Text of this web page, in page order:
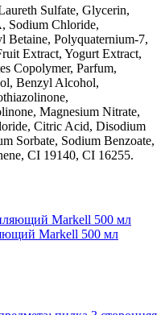
Sulfate, Glycerin,
Sodium Chloride,
Betaine, Polyquaternium-7,
Extract, Yogurt Extract,
Copolymer, Parfum,
Benzyl Alcohol,
Magnesium Nitrate,
Citric Acid, Disodium
Sorbate, Sodium Benzoate,
CI 19140, CI 16255.
Markell 500 мл